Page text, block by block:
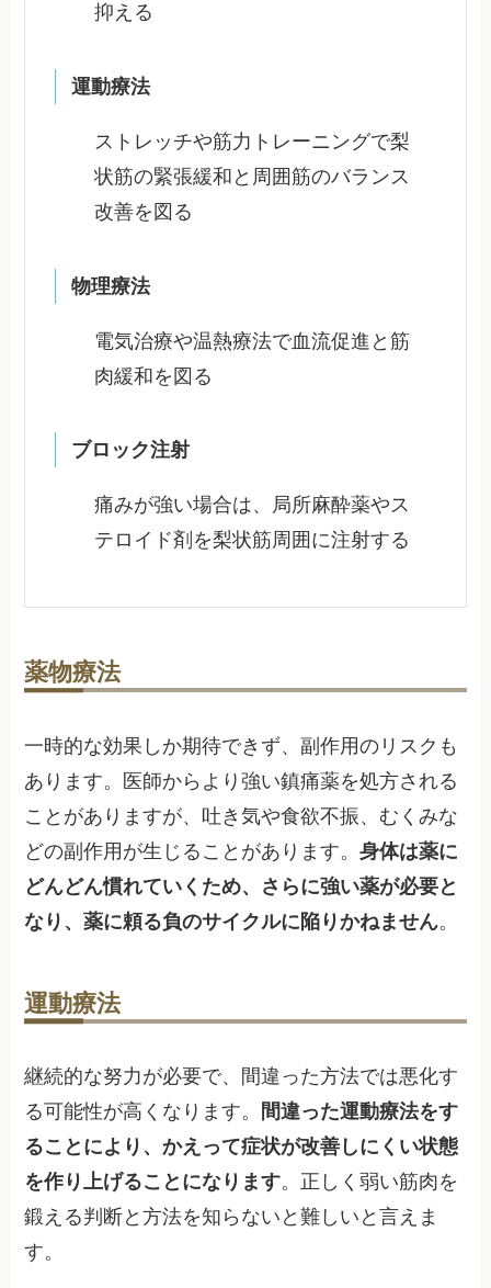
抑える
運動療法
ストレッチや筋力トレーニングで梨
状筋の緊張緩和と周囲筋のバランス
改善を図る
物理療法
電気治療や温熱療法で血流促進と筋
肉緩和を図る
ブロック注射
痛みが強い場合は、局所麻酔薬やス
テロイド剤を梨状筋周囲に注射する
薬物療法
一時的な効果しか期待できず、副作用のリスクも
あります。医師からより強い鎮痛薬を処方される
ことがありますが、吐き気や食欲不振、むくみな
どの副作用が生じることがあります。身体は薬に
どんどん慣れていくため、さらに強い薬が必要と
なり、薬に頼る負のサイクルに陥りかねません。
運動療法
継続的な努力が必要で、間違った方法では悪化す
る可能性が高くなります。
間違った運動療法をす
ることにより、かえって症状が改善しにくい状態
を作り上げることになります。正しく弱い筋肉を
鍛える判断と方法を知らないと難しいと言えま
す。